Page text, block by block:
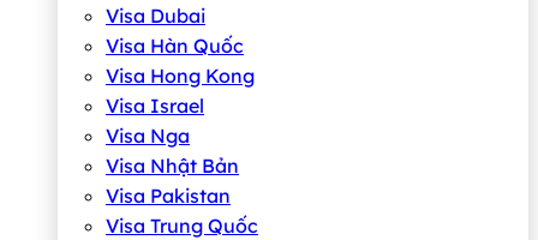
Visa Dubai
Visa Hàn Quốc
Visa Hong Kong
Visa Israel
Visa Nga
Visa Nhật Bản
Visa Pakistan
Visa Trung Quốc